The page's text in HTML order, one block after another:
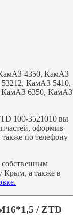
4350, КамАЗ
КамАЗ 5410,
6350, КамАЗ
100-3521010 вы
оформив
также по телефону
Крым, а также в
/ ZTD